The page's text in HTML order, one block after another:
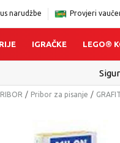
narudžbe Provjeri
IGRAČKE LEGO®
Pribor za pisanje